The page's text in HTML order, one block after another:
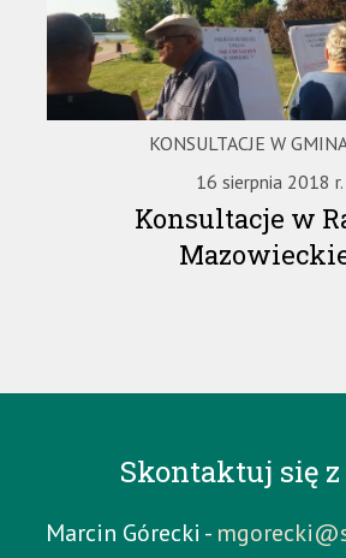
KONSULTACJE W
16 sierpnia 2018 r.
Konsultacje w
Skontaktuj się
Marcin Górecki -